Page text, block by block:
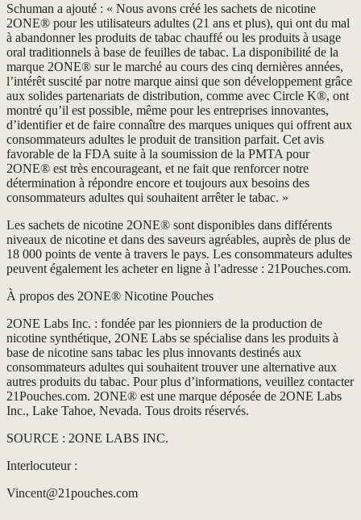
Schuman a ajouté : « Nous avons créé les sachets de nicotine
2ONE® pour les utilisateurs adultes (21 ans et plus), qui ont du mal
à abandonner les produits de tabac chauffé ou les produits à usage
oral traditionnels à base de feuilles de tabac. La disponibilité de la
marque 2ONE® sur le marché au cours des cinq dernières années,
l’intérêt suscité par notre marque ainsi que son développement grâce
aux solides partenariats de distribution, comme avec Circle K®, ont
montré qu’il est possible, même pour les entreprises innovantes,
d’identifier et de faire connaître des marques uniques qui offrent aux
consommateurs adultes le produit de transition parfait. Cet avis
favorable de la FDA suite à la soumission de la PMTA pour
2ONE® est très encourageant, et ne fait que renforcer notre
détermination à répondre encore et toujours aux besoins des
consommateurs adultes qui souhaitent arrêter le tabac. »
Les sachets de nicotine 2ONE® sont disponibles dans différents
niveaux de nicotine et dans des saveurs agréables, auprès de plus de
18 000 points de vente à travers le pays. Les consommateurs adultes
peuvent également les acheter en ligne à l’adresse : 21Pouches.com.
À propos des 2ONE® Nicotine Pouches
2ONE Labs Inc. : fondée par les pionniers de la production de
nicotine synthétique, 2ONE Labs se spécialise dans les produits à
base de nicotine sans tabac les plus innovants destinés aux
consommateurs adultes qui souhaitent trouver une alternative aux
autres produits du tabac. Pour plus d’informations, veuillez contacter
21Pouches.com. 2ONE® est une marque déposée de 2ONE Labs
Inc., Lake Tahoe, Nevada. Tous droits réservés.
SOURCE : 2ONE LABS INC.
Interlocuteur :
Vincent@21pouches.com